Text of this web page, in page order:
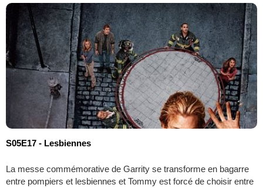
S05E17 - Lesbiennes
La messe commémorative de Garrity se transforme en bagarre
entre pompiers et lesbiennes et Tommy est forcé de choisir entre